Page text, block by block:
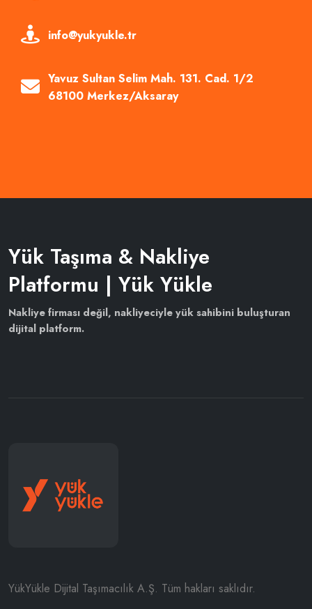
info@yukyukle.tr
Yavuz Sultan Selim Mah. 131. Cad. 1/2
68100 Merkez/Aksaray
Yük Taşıma & Nakliye
Platformu | Yük Yükle
Nakliye firması değil, nakliyeciyle yük sahibini buluşturan
dijital platform.
YükYükle Dijital Taşımacılık A.Ş. Tüm hakları saklıdır.